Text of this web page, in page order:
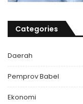
Categories
Daerah
Pemprov Babel
Ekonomi